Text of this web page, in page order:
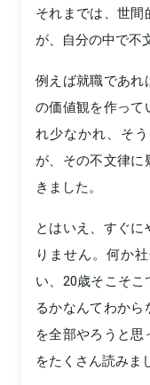
それまでは、世
が、自分の中で不
例えば就職であ
の価値観を作っ
れ少なかれ、そ
が、その不文律
きました。
とはいえ、すぐ
りません。何か
い、20歳そこそ
るかなんてわか
を全部やろうと
をたくさん読みま